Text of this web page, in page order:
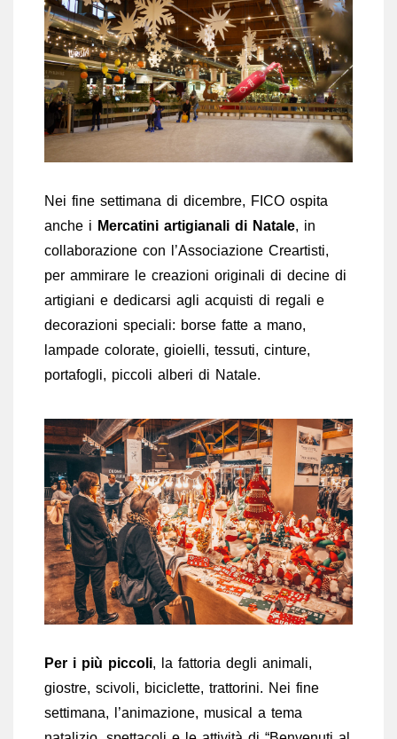
Nei fine settimana di dicembre, FICO ospita
anche i Mercatini artigianali di Natale, in
collaborazione con l’Associazione Creartisti,
per ammirare le creazioni originali di decine di
artigiani e dedicarsi agli acquisti di regali e
decorazioni speciali: borse fatte a mano,
lampade colorate, gioielli, tessuti, cinture,
portafogli, piccoli alberi di Natale.
Per i più piccoli, la fattoria degli animali,
giostre, scivoli, biciclette, trattorini. Nei fine
settimana, l’animazione, musical a tema